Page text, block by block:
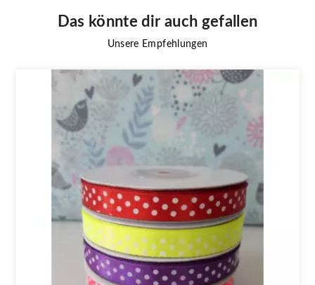
Das könnte dir auch gefallen
Unsere Empfehlungen